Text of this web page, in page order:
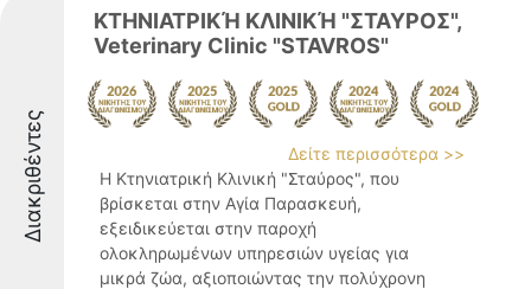
Διακριθέντες
ΚΤΗΝΙΑΤΡΙΚΉ ΚΛΙΝΙΚΉ "ΣΤΑΥΡΟΣ",
Veterinary Clinic "STAVROS"
Δείτε περισσότερα >>
Η Κτηνιατρική Κλινική "Σταύρος", που
βρίσκεται στην Αγία Παρασκευή,
εξειδικεύεται στην παροχή
ολοκληρωμένων υπηρεσιών υγείας για
μικρά ζώα, αξιοποιώντας την πολύχρονη